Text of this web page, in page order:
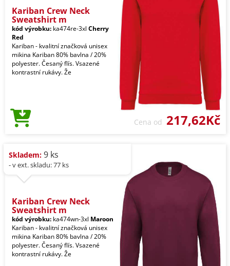
Kariban Crew Neck
Sweatshirt m
kód výrobku: ka474re-3xl Cherry
Red
Kariban - kvalitní značková unisex
mikina Kariban 80% bavlna / 20%
polyester. Česaný flís. Vsazené
kontrastní rukávy. Že
Cena od 217,62Kč
Skladem: 9 ks
- v ext. skladu: 77 ks
Kariban Crew Neck
Sweatshirt m
kód výrobku: ka474wn-3xl Maroon
Kariban - kvalitní značková unisex
mikina Kariban 80% bavlna / 20%
polyester. Česaný flís. Vsazené
kontrastní rukávy. Že